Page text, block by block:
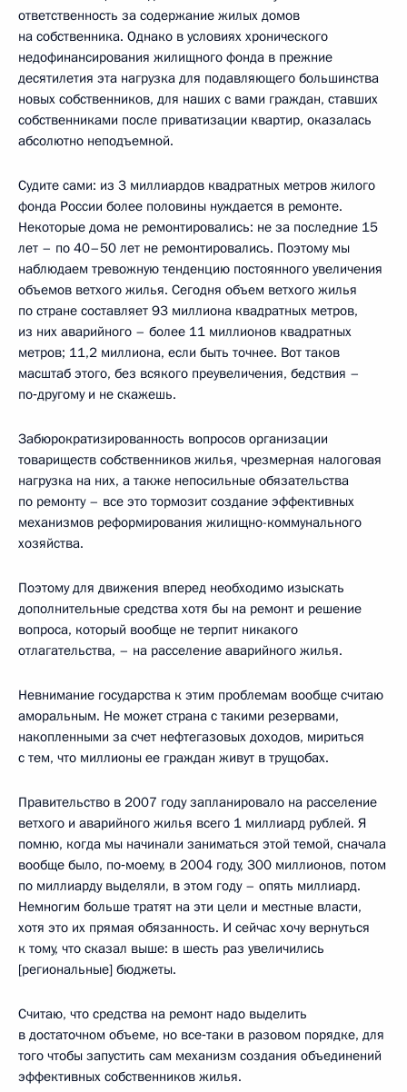
ответственность за содержание жилых домов
на собственника. Однако в условиях хронического
недофинансирования жилищного фонда в прежние
десятилетия эта нагрузка для подавляющего большинства
новых собственников, для наших с вами граждан, ставших
собственниками после приватизации квартир, оказалась
абсолютно неподъемной.
Судите сами: из 3 миллиардов квадратных метров жилого
фонда России более половины нуждается в ремонте.
Некоторые дома не ремонтировались: не за последние 15
лет – по 40–50 лет не ремонтировались. Поэтому мы
наблюдаем тревожную тенденцию постоянного увеличения
объемов ветхого жилья. Сегодня объем ветхого жилья
по стране составляет 93 миллиона квадратных метров,
из них аварийного – более 11 миллионов квадратных
метров; 11,2 миллиона, если быть точнее. Вот таков
масштаб этого, без всякого преувеличения, бедствия –
по‑другому и не скажешь.
Забюрократизированность вопросов организации
товариществ собственников жилья, чрезмерная налоговая
нагрузка на них, а также непосильные обязательства
по ремонту – все это тормозит создание эффективных
механизмов реформирования жилищно-коммунального
хозяйства.
Поэтому для движения вперед необходимо изыскать
дополнительные средства хотя бы на ремонт и решение
вопроса, который вообще не терпит никакого
отлагательства, – на расселение аварийного жилья.
Невнимание государства к этим проблемам вообще считаю
аморальным. Не может страна с такими резервами,
накопленными за счет нефтегазовых доходов, мириться
с тем, что миллионы ее граждан живут в трущобах.
Правительство в 2007 году запланировало на расселение
ветхого и аварийного жилья всего 1 миллиард рублей. Я
помню, когда мы начинали заниматься этой темой, сначала
вообще было, по‑моему, в 2004 году, 300 миллионов, потом
по миллиарду выделяли, в этом году – опять миллиард.
Немногим больше тратят на эти цели и местные власти,
хотя это их прямая обязанность. И сейчас хочу вернуться
к тому, что сказал выше: в шесть раз увеличились
[региональные] бюджеты.
Считаю, что средства на ремонт надо выделить
в достаточном объеме, но все‑таки в разовом порядке, для
того чтобы запустить сам механизм создания объединений
эффективных собственников жилья.